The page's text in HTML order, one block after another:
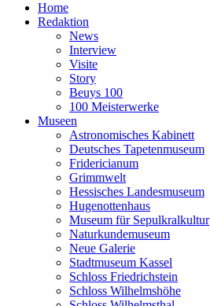
Home
Redaktion
News
Interview
Visite
Story
Beuys 100
100 Meisterwerke
Museen
Astronomisches Kabinett
Deutsches Tapetenmuseum
Fridericianum
Grimmwelt
Hessisches Landesmuseum
Hugenottenhaus
Museum für Sepulkralkultur
Naturkundemuseum
Neue Galerie
Stadtmuseum Kassel
Schloss Friedrichstein
Schloss Wilhelmshöhe